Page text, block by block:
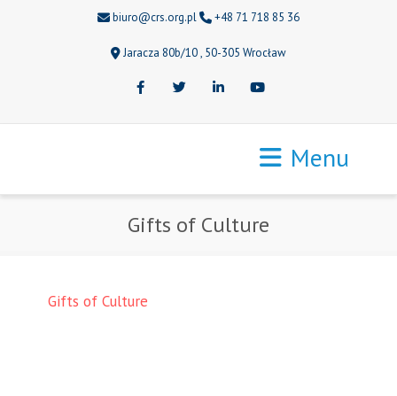
biuro@crs.org.pl +48 71 718 85 36
Jaracza 80b/10 , 50-305 Wrocław
FacebookTwitter LinkedInYoutube
Menu
Gifts of Culture
Gifts of Culture